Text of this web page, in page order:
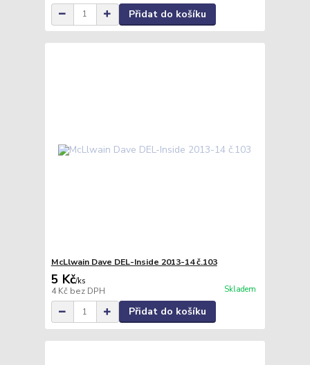
Přidat do košíku
McLlwain Dave DEL-Inside 2013-14 č.103
5 Kč/ks
4 Kč bez DPH Skladem
Přidat do košíku